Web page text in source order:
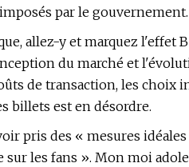
par le gouvernement.
allez-y et marquez l'effet
du marché et
de transaction, les choix
billets est en désordre.
pris des « mesures
les fans ». Mon moi